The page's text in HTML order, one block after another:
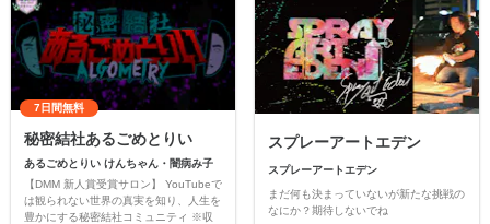
7日間無料
秘密結社あるごめとりい
あるごめとりい けんちゃん・闇病み子
【DMM 新人賞受賞サロン】 YouTubeで
は観られない世界の真実を知り、人生を
豊かにする秘密結社コミュニティ ※収
スプレーアートエデン
スプレーアートエデン
まだ何も決まっていないが新たな挑戦の
なにか？期待しないでね